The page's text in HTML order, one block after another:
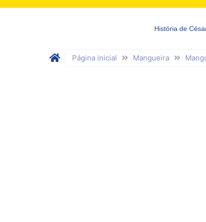
História de
Página inicial Mangueira